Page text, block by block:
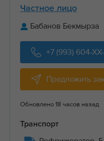
Частное лицо
Бабанов Бекмырза
+7 (993) 604-
Предложить
Обновлено 18 часов назад
Транспорт